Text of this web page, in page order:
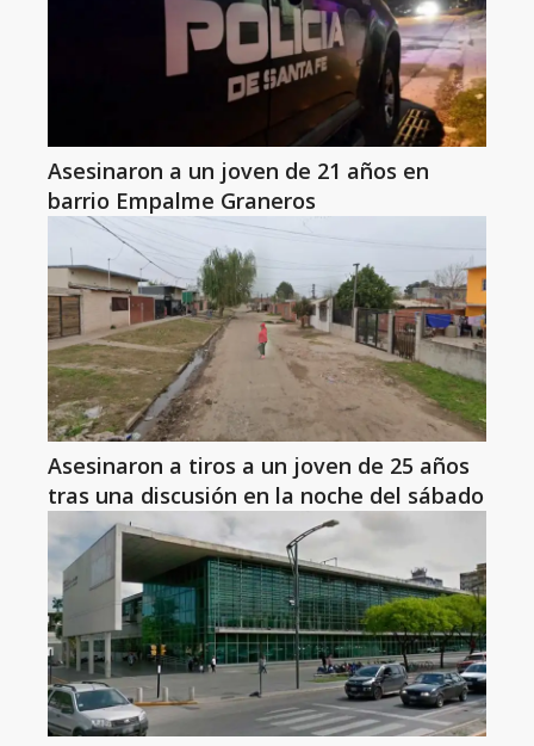
Asesinaron a un joven de 21 años en
barrio Empalme Graneros
Asesinaron a tiros a un joven de 25 años
tras una discusión en la noche del sábado